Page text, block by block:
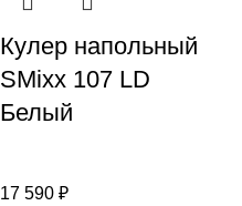
Кулер напольный
SMixx 107 LD
Белый
17 590 ₽